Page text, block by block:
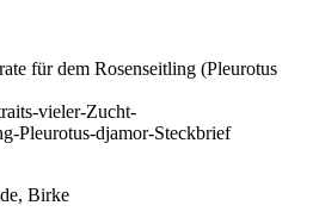
für dem Rosenseitling (Pleurotus
vieler-Zucht-
Pleurotus-djamor-Steckbrief
Birke